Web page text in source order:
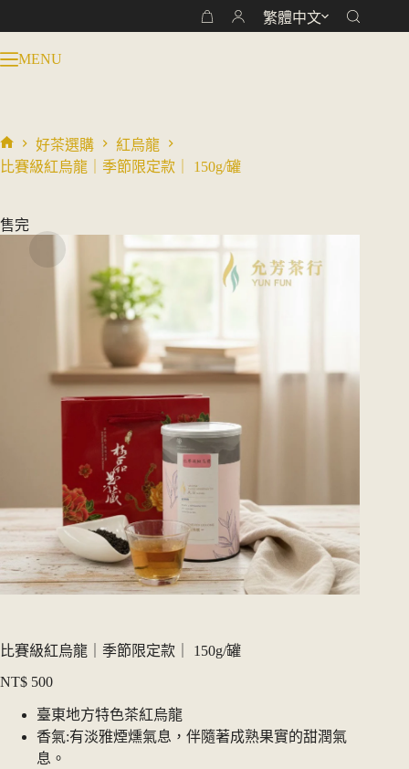
至
主
購
繁體中文
MENU
首
好茶選購
紅烏龍
比賽級紅烏龍｜季節限定款｜ 150g/罐
售完
比賽級紅烏龍｜季節限定款｜ 150g/罐
NT$ 500
臺東地方特色茶紅烏龍
香氣:有淡雅煙燻氣息，伴隨著成熟果實的甜潤氣
息。